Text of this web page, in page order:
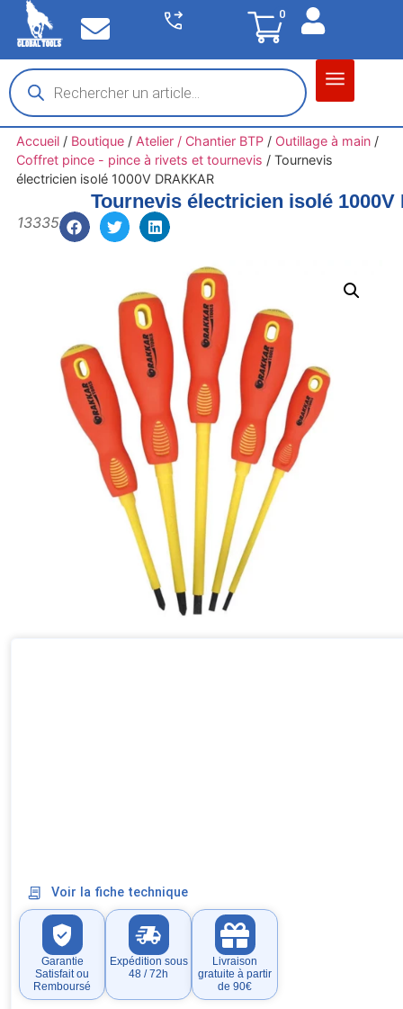
0
Accueil/ Boutique/ Atelier / Chantier BTP/ Outillage à main/
Coffret pince - pince à rivets et tournevis / Tournevis
électricien isolé 1000V DRAKKAR
Tournevis électricien isolé 1000V
13335
Voir la fiche technique
Garantie
Satisfait ou
Remboursé
Expédition sous
48 / 72h
Livraison
gratuite à partir
de 90€